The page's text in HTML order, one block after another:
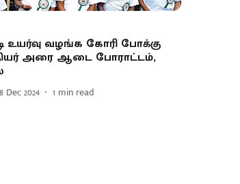
வழங்க கோரி போக்கு​
அரை ஆடை போராட்​டம்,
Dec 2024 1 min read